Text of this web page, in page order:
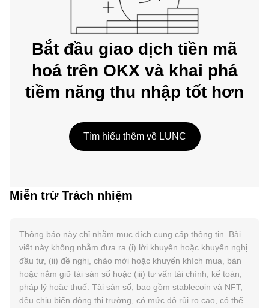
Bắt đầu giao dịch tiền mã
hoá trên OKX và khai phá
tiềm năng thu nhập tốt hơn
Tìm hiểu thêm về LUNC
Miễn trừ Trách nhiệm
Thông báo này chỉ nhằm mục đích cung cấp thông tin. Bài
viết này không nhằm đưa ra (i) lời khuyên hoặc khuyến nghị
đầu tư, (ii) đề nghị, chào mời hoặc khuyến khích mua, bán
hoặc nắm giữ tài sản số hoặc (iii) tư vấn tài chính, kế toán,
pháp lý hoặc thuế. Tài sản số, bao gồm stablecoin và NFT,
đều chịu biến động thị trường, có mức độ rủi ro cao, có thể